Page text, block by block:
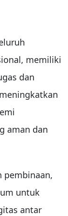
memiliki
dan
aman dan
pembinaan,
untuk
antar